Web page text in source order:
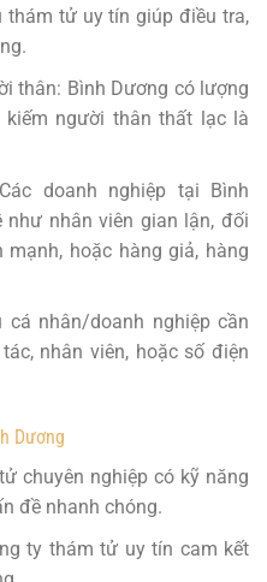
thám tử uy tín giúp điều tra,
thân: Bình Dương có lượng
người thân thất lạc là
doanh nghiệp tại Bình
nhân viên gian lận, đối
hoặc hàng giả, hàng
nhân/doanh nghiệp cần
nhân viên, hoặc số điện
Dương
chuyên nghiệp có kỹ năng
đề nhanh chóng.
ty thám tử uy tín cam kết